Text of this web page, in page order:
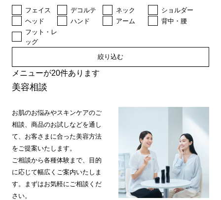
フェイス デコルテ ネック
ショルダー
ヘッド
ハンド アーム
背中・腰
フット・レ
ッグ
絞り込む
メニューが20件あります
美容相談
お肌のお悩みやスキンケアのご
相談、商品のお試しなどを通し
て、お客さまに合った美容方法
をご提案いたします。
ご相談から各種体験まで、目的
に応じて幅広くご案内いたしま
す。まずはお気軽にご相談くだ
さい。